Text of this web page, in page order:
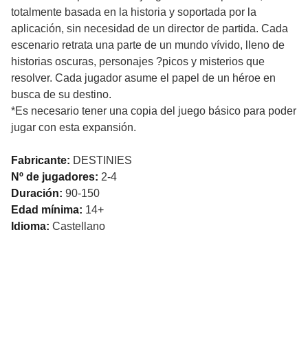
totalmente basada en la historia y soportada por la
aplicación, sin necesidad de un director de partida. Cada
escenario retrata una parte de un mundo vívido, lleno de
historias oscuras, personajes ?picos y misterios que
resolver. Cada jugador asume el papel de un héroe en
busca de su destino.
*Es necesario tener una copia del juego básico para poder
jugar con esta expansión.
Fabricante: DESTINIES
Nº de jugadores: 2-4
Duración: 90-150
Edad mínima: 14+
Idioma: Castellano